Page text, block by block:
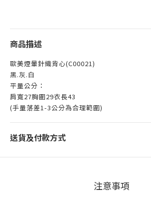
商品描述
歐美煙暈針織背心(C00021)
黑.灰.白
平量公分：
肩寬27胸圍29衣長43
(手量落差1-3公分為合理範圍)
送貨及付款方式
注意事項